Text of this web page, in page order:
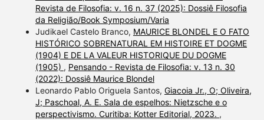
Revista de Filosofia: v. 16 n. 37 (2025): Dossiê Filosofia
da Religião/Book Symposium/Varia
Judikael Castelo Branco, MAURICE BLONDEL E O FATO
HISTÓRICO SOBRENATURAL EM HISTOIRE ET DOGME
(1904) E DE LA VALEUR HISTORIQUE DU DOGME
(1905) , Pensando - Revista de Filosofia: v. 13 n. 30
(2022): Dossiê Maurice Blondel
Leonardo Pablo Origuela Santos, Giacoia Jr., O; Oliveira,
J; Paschoal, A. E. Sala de espelhos: Nietzsche e o
perspectivismo. Curitiba: Kotter Editorial, 2023. ,